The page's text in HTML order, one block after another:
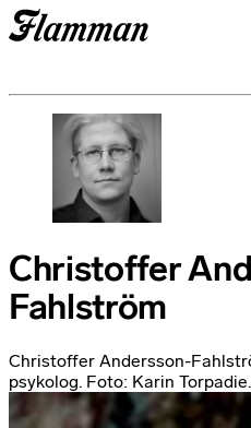
Christoffer
Fahlström
Christoffer Andersson-
psykolog. Foto: Karin Torpadie.